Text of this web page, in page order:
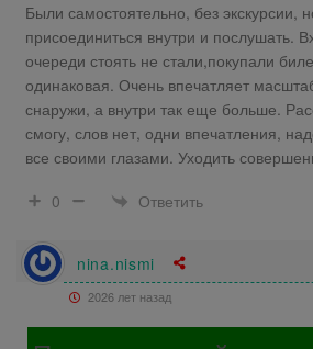
Были самостоятельно, без экскурсии,
присоединиться внутри и послушать.
очереди стоять не стали,покупали
одинаковая. Очень впечатляет
снаружи, а внутри так еще больше.
смогу, слов нет, одни впечатления,
все своими глазами. Уходить
0
Ответить
nina.nismi
2026 лет назад